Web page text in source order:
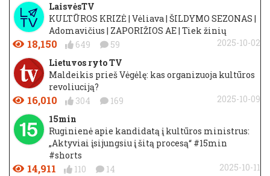
LaisvėsTV
KULTŪROS KRIZĖ | Vėliava | ŠILDYMO SEZONAS |
Adomavičius | ZAPORIŽIOS AE | Tiek žinių
18,150 649 59
2025-10-02
Lietuvos ryto TV
Maldeikis prieš Vėgėlę: kas organizuoja kultūros
revoliuciją?
16,010 304 169
2025-10-09
15min
Ruginienė apie kandidatą į kultūros ministrus:
„Aktyviai įsijungsiu į šitą procesą“ #15min
#shorts
14,911 110 14
2025-10-11